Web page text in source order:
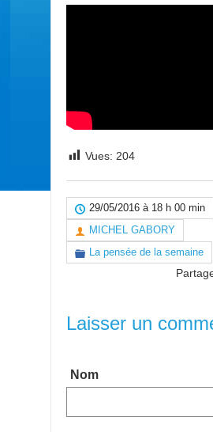
Vues: 204
29/05/2016 à 18 h 00 min
MICHEL GABORY
La pensée de la semaine
Laisser un
Nom